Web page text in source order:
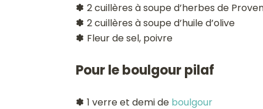
✽ 2 cuillères à soupe d’herbes de
✽ 2 cuillères à soupe d’huile d’olive
✽ Fleur de sel, poivre
Pour le boulgour pilaf
✽ 1 verre et demi de boulgour